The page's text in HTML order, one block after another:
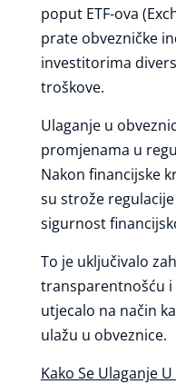
poput ETF-ova
prate obvezničke
investitorima
troškove.
Ulaganje u
promjenama u
Nakon financijske
su strože
sigurnost
To je uključivalo
transparentnošću i
utjecalo na način
ulažu u obveznice.
Kako Se Ulaganje